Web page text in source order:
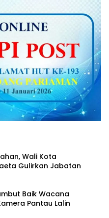
Wali Kota
Gulirkan Jabatan
Baik Wacana
Pantau Lalin